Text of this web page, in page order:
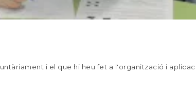
i el que hi heu fet a l'organització i